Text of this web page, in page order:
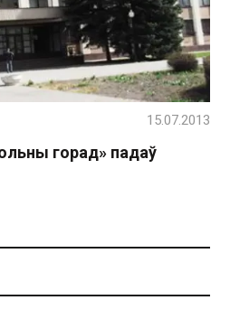
горад» падаў
15.07.2013